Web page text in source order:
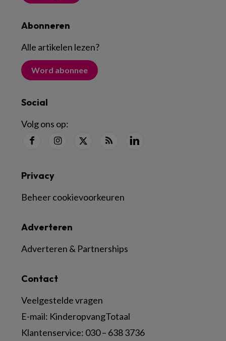
Abonneren
Alle artikelen lezen?
Word abonnee
Social
Volg ons op:
Contact
Veelgestelde vragen
E-mail: KinderopvangTotaal
Klantenservice: 030 – 638 3736
Adverteren
Adverteren & Partnerships
Privacy
Beheer cookievoorkeuren